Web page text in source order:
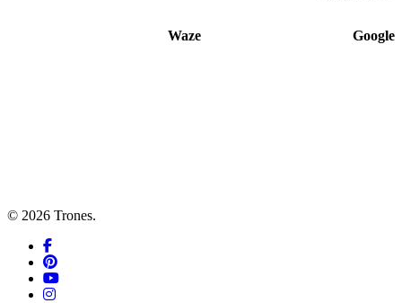
Waze Google
© 2026 Trones.
facebook
pinterest
youtube
instagram